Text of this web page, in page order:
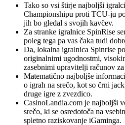
Tako so vsi štirje najboljši
Championshipu proti TCU-ju
jih bo gledal s svojih kavčev.
Za stranke igralnice SpinRise
poleg tega pa vas čaka tudi
Da, lokalna igralnica Spinrise
originalnimi ugodnostmi,
zasebnimi upravitelji računov
Matematično najboljše
o igrah na srečo, kot so črni
druge igre z zvezdico.
CasinoLandia.com je najboljši
srečo, ki se osredotoča na
spletno raziskovanje iGaminga.